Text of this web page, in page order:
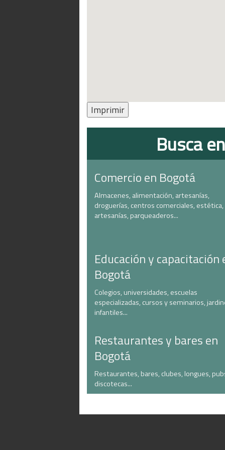
Imprimir
Busca
Comercio en Bogotá
Almacenes, alimentación, artesanías,
droguerías, centros comerciales, estética,
artesanías, parqueaderos...
Educación y capacitación
Bogotá
Colegios, universidades, escuelas
especializadas, cursos y seminarios,
infantiles...
Restaurantes y bares en
Bogotá
Restaurantes, bares, clubes, longues,
discotecas...